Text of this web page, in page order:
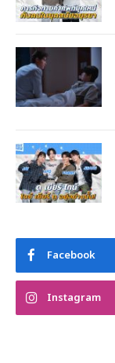
Facebook
Instagram